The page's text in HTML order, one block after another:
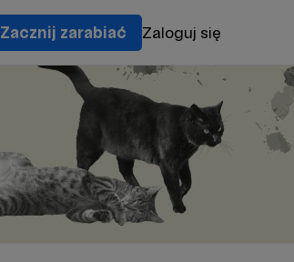
Zacznij zarabiać Zaloguj się